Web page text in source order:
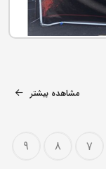
مشاهده بیشتر
7
8
9